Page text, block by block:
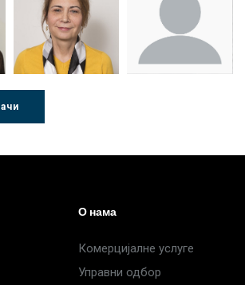
Зоран
Милошевић
Др Марија
Ђорић
О нама
Комерцијалне услуге
Управни одбор